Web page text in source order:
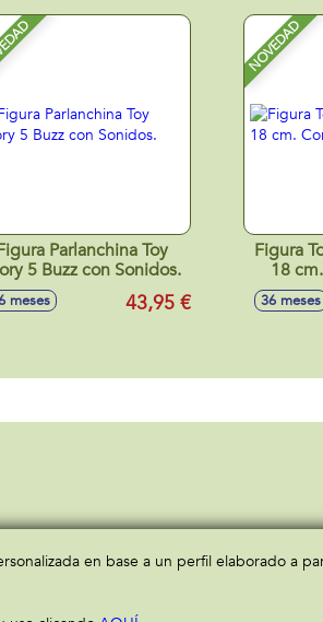
Parlanchina Toy
5 Buzz con Sonidos.
meses 43,95 €
NOVEDAD
Figura
18
36 meses
en base a un perfil elaborado a